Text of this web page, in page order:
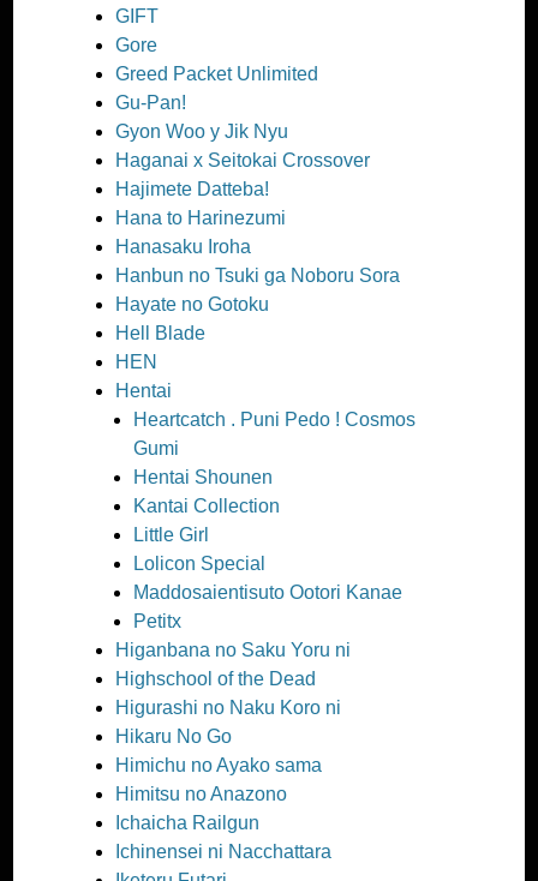
GIFT
Gore
Greed Packet Unlimited
Gu-Pan!
Gyon Woo y Jik Nyu
Haganai x Seitokai Crossover
Hajimete Datteba!
Hana to Harinezumi
Hanasaku Iroha
Hanbun no Tsuki ga Noboru Sora
Hayate no Gotoku
Hell Blade
HEN
Hentai
Heartcatch . Puni Pedo ! Cosmos
Gumi
Hentai Shounen
Kantai Collection
Little Girl
Lolicon Special
Maddosaientisuto Ootori Kanae
Petitx
Higanbana no Saku Yoru ni
Highschool of the Dead
Higurashi no Naku Koro ni
Hikaru No Go
Himichu no Ayako sama
Himitsu no Anazono
Ichaicha Railgun
Ichinensei ni Nacchattara